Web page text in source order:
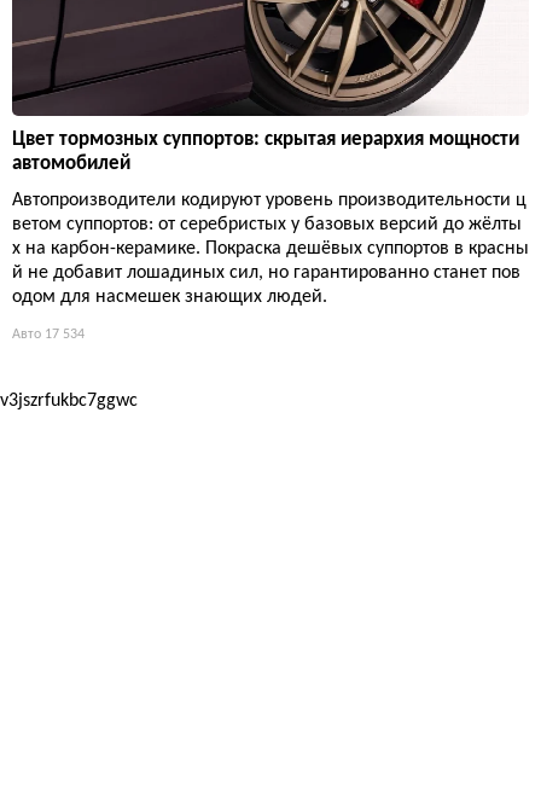
Цвет тормозных суппортов: скрытая иерархия мощности
автомобилей
Автопроизводители кодируют уровень производительности ц
ветом суппортов: от серебристых у базовых версий до жёлты
х на карбон-керамике. Покраска дешёвых суппортов в красны
й не добавит лошадиных сил, но гарантированно станет пов
одом для насмешек знающих людей.
Авто 17 534
v3jszrfukbc7ggwc